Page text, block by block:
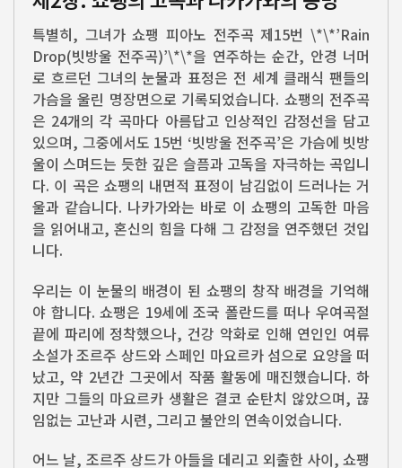
특별히, 그녀가 쇼팽 피아노 전주곡 제15번 \*\*’Rain
Drop(빗방울 전주곡)’\*\*을 연주하는 순간, 안경 너머
로 흐르던 그녀의 눈물과 표정은 전 세계 클래식 팬들의
가슴을 울린 명장면으로 기록되었습니다. 쇼팽의 전주곡
은 24개의 각 곡마다 아름답고 인상적인 감정선을 담고
있으며, 그중에서도 15번 ‘빗방울 전주곡’은 가슴에 빗방
울이 스며드는 듯한 깊은 슬픔과 고독을 자극하는 곡입니
다. 이 곡은 쇼팽의 내면적 표정이 남김없이 드러나는 거
울과 같습니다. 나카가와는 바로 이 쇼팽의 고독한 마음
을 읽어내고, 혼신의 힘을 다해 그 감정을 연주했던 것입
니다.
우리는 이 눈물의 배경이 된 쇼팽의 창작 배경을 기억해
야 합니다. 쇼팽은 19세에 조국 폴란드를 떠나 우여곡절
끝에 파리에 정착했으나, 건강 악화로 인해 연인인 여류
소설가 조르주 상드와 스페인 마요르카 섬으로 요양을 떠
났고, 약 2년간 그곳에서 작품 활동에 매진했습니다. 하
지만 그들의 마요르카 생활은 결코 순탄치 않았으며, 끊
임없는 고난과 시련, 그리고 불안의 연속이었습니다.
어느 날, 조르주 상드가 아들을 데리고 외출한 사이, 쇼팽